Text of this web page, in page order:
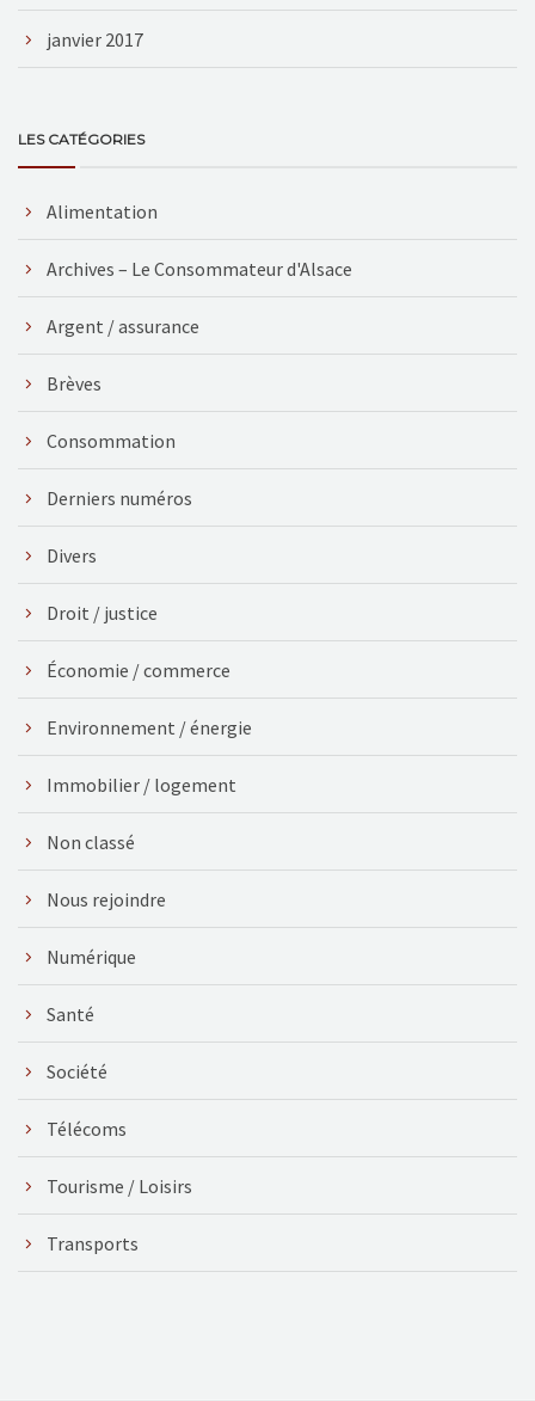
janvier 2017
LES CATÉGORIES
Alimentation
Archives – Le Consommateur d'Alsace
Argent / assurance
Brèves
Consommation
Derniers numéros
Divers
Droit / justice
Économie / commerce
Environnement / énergie
Immobilier / logement
Non classé
Nous rejoindre
Numérique
Santé
Société
Télécoms
Tourisme / Loisirs
Transports